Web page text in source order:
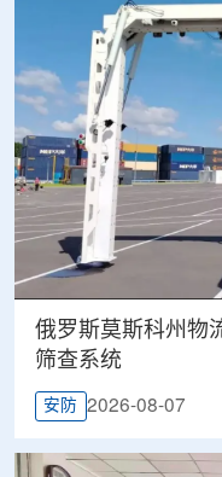
俄罗斯莫斯科州物
筛查系统
安防 2026-08-07